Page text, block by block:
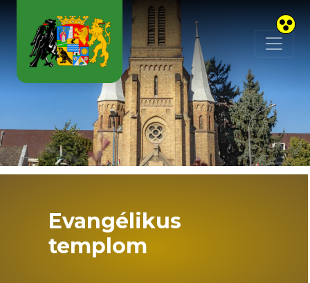
Evangélikus
templom